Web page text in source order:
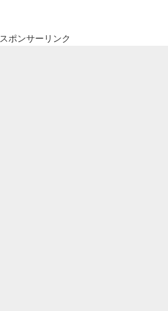
スポンサーリンク